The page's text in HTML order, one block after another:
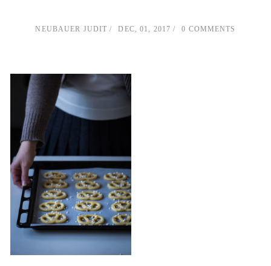
NEUBAUER JUDIT DEC, 01, 2017 0 COMMENTS